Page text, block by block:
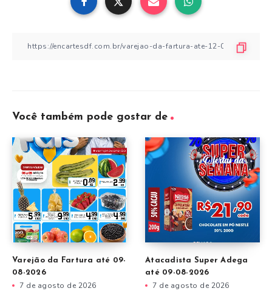
Você também pode gostar de
Varejão da Fartura até 09-
08-2026
7 de agosto de 2026
Atacadista Super Adega
até 09-08-2026
7 de agosto de 2026